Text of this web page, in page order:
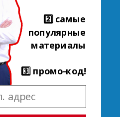
2️⃣ самые
популярные
материалы
3️⃣ промо-код!